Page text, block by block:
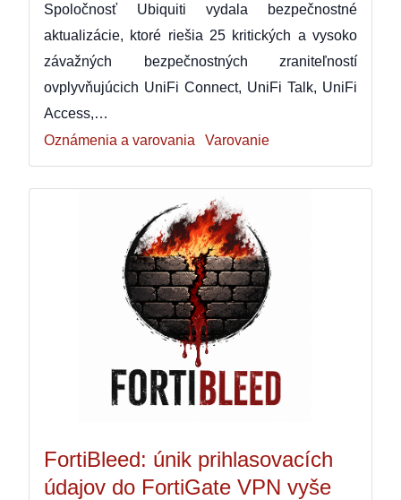
Spoločnosť Ubiquiti vydala bezpečnostné
aktualizácie, ktoré riešia 25 kritických a vysoko
závažných bezpečnostných zraniteľností
ovplyvňujúcich UniFi Connect, UniFi Talk, UniFi
Access,…
Oznámenia a varovania
Varovanie
FortiBleed: únik prihlasovacích
údajov do FortiGate VPN vyše